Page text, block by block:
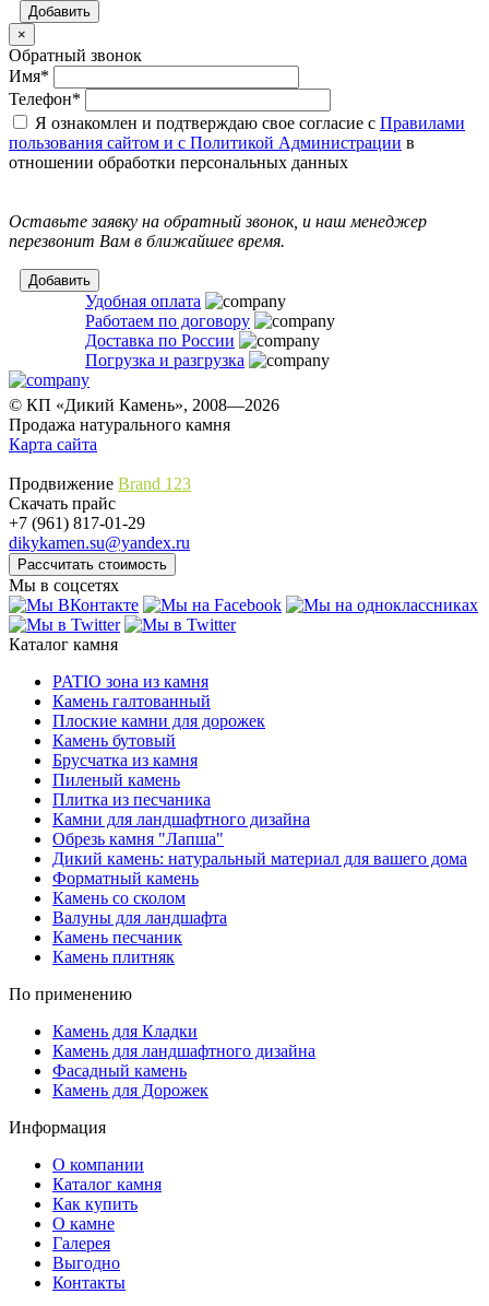
×
Обратный звонок
Имя*
Телефон*
Я ознакомлен и подтверждаю свое согласие с Правилами
пользования сайтом и с Политикой Администрации в
отношении обработки персональных данных
Оставьте заявку на обратный звонок, и наш менеджер
перезвонит Вам в ближайшее время.
Удобная оплата
Работаем по договору
Доставка по России
Погрузка и разгрузка
© КП «Дикий Камень», 2008—2026
Продажа натурального камня
Карта сайта
Продвижение Brand 123
Скачать прайс
+7 (961) 817-01-29
dikykamen.su@yandex.ru
Мы в соцсетях
Каталог камня
PATIO зона из камня
Камень галтованный
Плоские камни для дорожек
Камень бутовый
Брусчатка из камня
Пиленый камень
Плитка из песчаника
Камни для ландшафтного дизайна
Обрезь камня "Лапша"
Дикий камень: натуральный материал для вашего дома
Форматный камень
Камень со сколом
Валуны для ландшафта
Камень песчаник
Камень плитняк
По применению
Камень для Кладки
Камень для ландшафтного дизайна
Фасадный камень
Камень для Дорожек
Информация
О компании
Каталог камня
Как купить
О камне
Галерея
Выгодно
Контакты